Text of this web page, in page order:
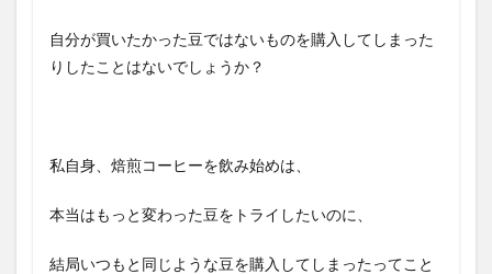
自分が買いたかった豆ではないものを購入してしまった
りしたことはないでしょうか？
私自身、焙煎コーヒーを飲み始めは、
本当はもっと変わった豆をトライしたいのに、
結局いつもと同じような豆を購入してしまったってこと